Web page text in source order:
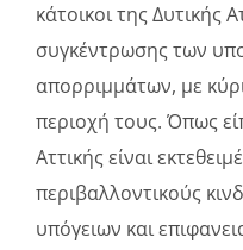
κάτοικοι της Δυτικής
συγκέντρωσης των
απορριμμάτων, με
περιοχή τους. Όπως
Αττικής είναι
περιβαλλοντικούς
υπόγειων και